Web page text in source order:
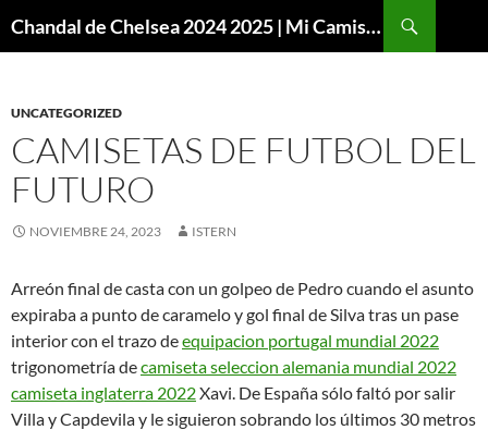
Chandal de Chelsea 2024 2025 | Mi Camiseta Futbol
UNCATEGORIZED
CAMISETAS DE FUTBOL DEL
FUTURO
NOVIEMBRE 24, 2023 ISTERN
Arreón final de casta con un golpeo de Pedro cuando el asunto
expiraba a punto de caramelo y gol final de Silva tras un pase
interior con el trazo deequipacion portugal mundial 2022
trigonometría decamiseta seleccion alemania mundial 2022
camiseta inglaterra 2022Xavi. De España sólo faltó por salir
Villa y Capdevila y le siguieron sobrando los últimos 30 metros